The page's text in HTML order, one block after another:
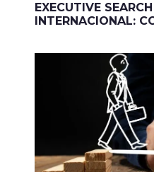
EXECUTIVE
INTERNACIONAL: